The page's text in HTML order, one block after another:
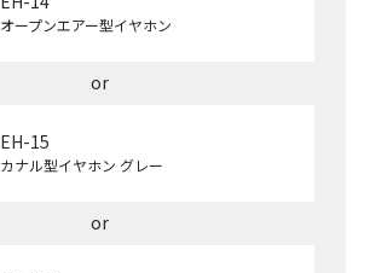
オープンエアー型イヤホン
EH-15
カナル型イヤホン グレー